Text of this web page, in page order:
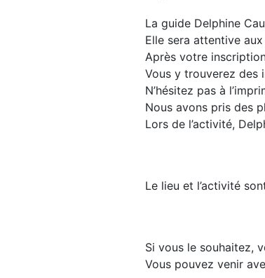
La guide Delphine
Elle sera attentive
Après votre
Vous y trouverez des
N’hésitez pas à
Nous avons pris des
Lors de l’activité,
Le lieu et l’activité
Si vous le souhaitez,
Vous pouvez venir